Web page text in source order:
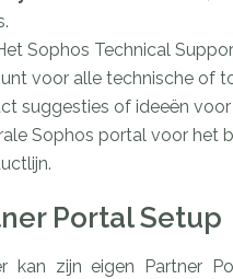
Sophos Technical
voor alle technische of
suggesties of ideeën
Sophos portal voor het
Portal Setup
kan zijn eigen Partner